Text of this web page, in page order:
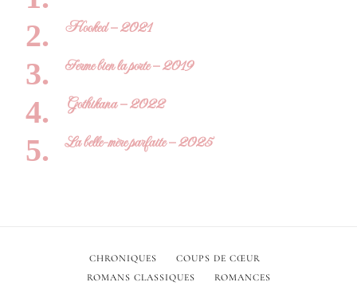
Hooked – 2021
Ferme bien la porte – 2019
Gothikana – 2022
La belle-mère parfaite – 2025
CHRONIQUES
COUPS DE CŒUR
ROMANS CLASSIQUES
ROMANCES